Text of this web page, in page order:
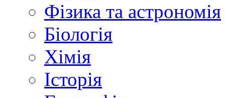
Фізика та астрономія
Біологія
Хімія
Історія